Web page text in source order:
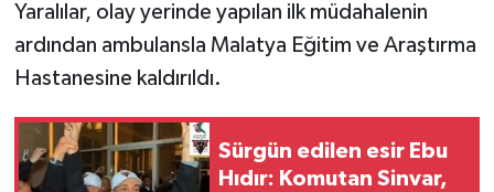
Yaralılar, olay yerinde yapılan ilk müdahalenin
ardından ambulansla Malatya Eğitim ve Araştırma
Hastanesine kaldırıldı.
Sürgün edilen esir Ebu
Hıdır: Komutan Sinvar,